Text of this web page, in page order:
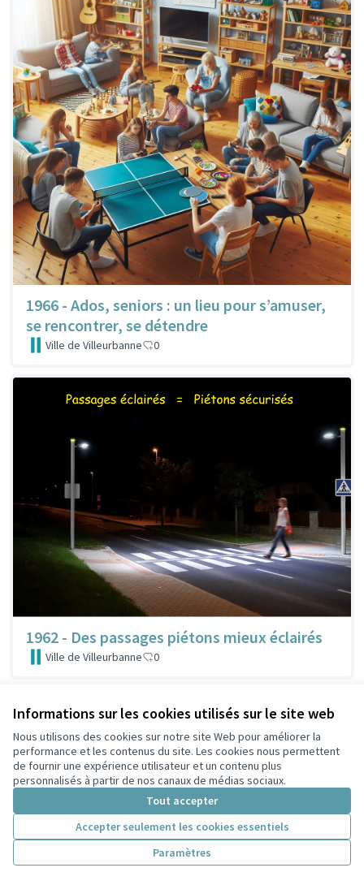
Informations sur les cookies utilisés sur le site web
Nous utilisons des cookies sur notre site Web pour améliorer la
performance et les contenus du site. Les cookies nous permettent
de fournir une expérience utilisateur et un contenu plus
personnalisés à partir de nos canaux de médias sociaux.
Tout accepter
Accepter seulement les cookies essentiels
Paramètres
1966 - Ados, seniors : un lieu pour s’amuser,
se rencontrer, se détendre
Ville de Villeurbanne 0
1962 - Des passages piétons mieux éclairés
Ville de Villeurbanne 0